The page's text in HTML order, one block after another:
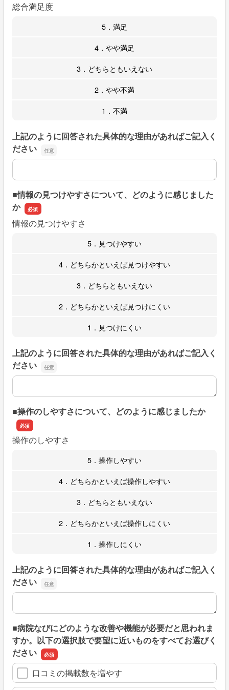
総合満足度
5．満足
4．やや満足
3．どちらともいえない
2．やや不満
1．不満
上記のように回答された具体的な理由があればご記入く
ださい
上記のように回答された具体的な理由があればご記入くだ
■情報の見つけやすさについて、どのように感じました
か
情報の見つけやすさ
5．見つけやすい
4．どちらかといえば見つけやすい
3．どちらともいえない
2．どちらかといえば見つけにくい
1．見つけにくい
上記のように回答された具体的な理由があればご記入く
ださい
上記のように回答された具体的な理由があればご記入くだ
■操作のしやすさについて、どのように感じましたか
操作のしやすさ
5．操作しやすい
4．どちらかといえば操作しやすい
3．どちらともいえない
2．どちらかといえば操作しにくい
1．操作しにくい
上記のように回答された具体的な理由があればご記入く
ださい
上記のように回答された具体的な理由があればご記入くだ
■病院なびにどのような改善や機能が必要だと思われま
すか。以下の選択肢で要望に近いものをすべてお選びく
ださい
口コミの掲載数を増やす